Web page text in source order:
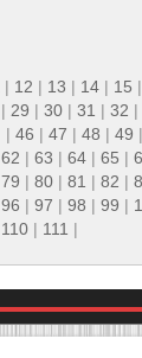
| 12 | 13 | 14 | 15 |
| 29 | 30 | 31 | 32 |
| 46 | 47 | 48 | 49 |
62 | 63 | 64 | 65 |
79 | 80 | 81 | 82 |
96 | 97 | 98 | 99 |
110 | 111 |